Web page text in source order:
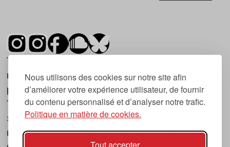
Nous utilisons des cookies sur notre site afin
d’améliorer votre expérience utilisateur, de fournir
du contenu personnalisé et d’analyser notre trafic.
Politique en matière de cookies.
Tsugi est un mensuel indépendant sur la
musique et les nouvelles tendances, dont la
première parution date de 2007.
Tsugi en japonais signifie « prochain », « suivant
», ce qui correspond à la thématique du
magazine, à l’affût des nouvelles tendances